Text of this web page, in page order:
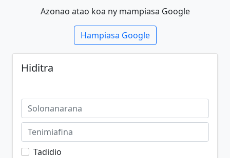
Azonao atao koa ny mampiasa Google
Hampiasa Google
Hiditra
Tadidio